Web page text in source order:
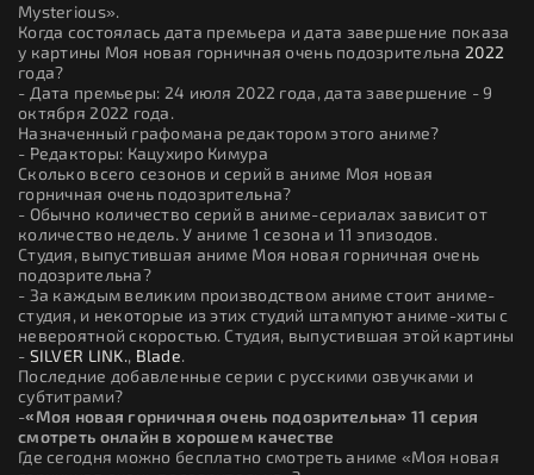
Mysterious».
Когда состоялась дата премьера и дата завершение показа
у картины Моя новая горничная очень подозрительна 2022
года?
- Дата премьеры: 24 июля 2022 года, дата завершение - 9
октября 2022 года.
Назначенный графомана редактором этого аниме?
- Редакторы: Кацухиро Кимура
Сколько всего сезонов и серий в аниме Моя новая
горничная очень подозрительна?
- Обычно количество серий в аниме-сериалах зависит от
количество недель. У аниме 1 сезона и 11 эпизодов.
Студия, выпустившая аниме Моя новая горничная очень
подозрительна?
- За каждым великим производством аниме стоит аниме-
студия, и некоторые из этих студий штампуют аниме-хиты с
невероятной скоростью. Студия, выпустившая этой картины
- SILVER LINK., Blade.
Последние добавленные серии с русскими озвучками и
субтитрами?
-«Моя новая горничная очень подозрительна» 11 серия
смотреть онлайн в хорошем качестве
Где сегодня можно бесплатно смотреть аниме «Моя новая